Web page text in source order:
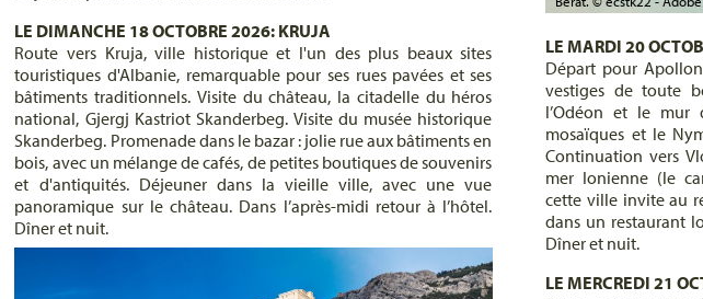
LE DIMANCHE 18 OCTOBRE 2026: KRUJA
Route vers Kruja, ville historique et l'un des plus beaux sites
touristiques d'Albanie, remarquable pour ses rues pavées et ses
bâtiments traditionnels. Visite du château, la citadelle du héros
national, Gjergj Kastriot Skanderbeg. Visite du musée historique
Skanderbeg. Promenade dans le bazar : jolie rue aux bâtiments en
bois, avec un mélange de cafés, de petites boutiques de souvenirs
et d'antiquités. Déjeuner dans la vieille ville, avec une vue
panoramique sur le château. Dans l’après-midi retour à l’hôtel.
Dîner et nuit.
LE MARDI 20
Départ pour
vestiges de toute
l’Odéon et le mur
mosaïques et le
Continuation vers
mer Ionienne (le
cette ville invite au
dans un restaurant
Dîner et nuit.
LE MERCREDI 21